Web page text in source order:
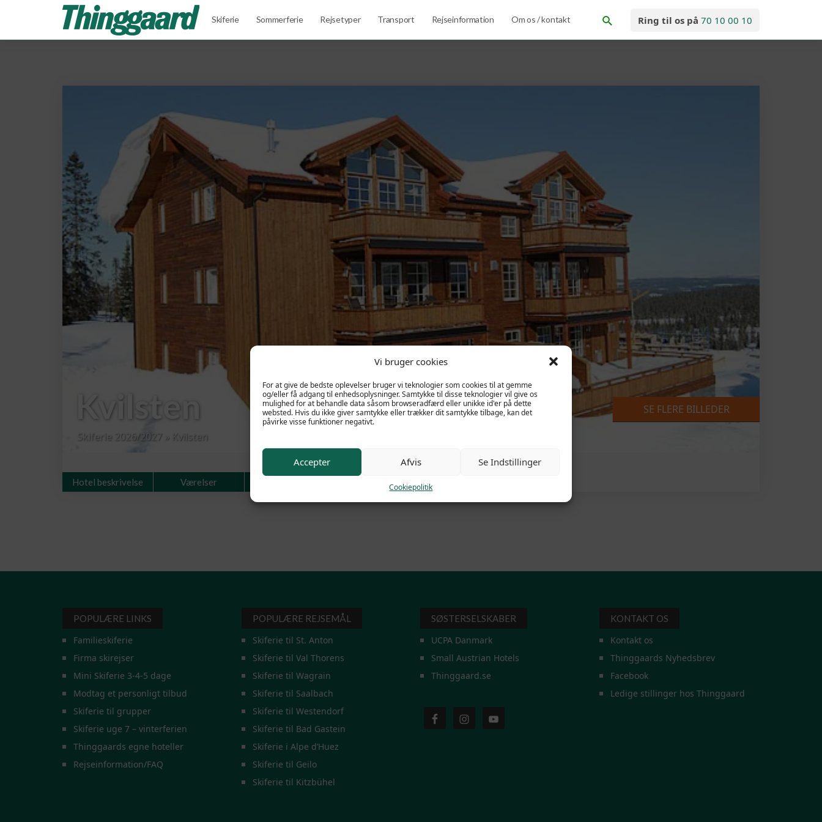
Vi bruger cookies
For at give de bedste oplevelser bruger vi teknologier som cookies til at gemme
og/eller få adgang til enhedsoplysninger. Samtykke til disse teknologier vil give os
mulighed for at behandle data såsom browseradfærd eller unikke id'er på dette
websted. Hvis du ikke giver samtykke eller trækker dit samtykke tilbage, kan det
påvirke visse funktioner negativt.
Accepter Afvis Se Indstillinger
Cookiepolitik
Skiferie Sommerferie Rejsetyper Transport Rejseinformation Om os / kontakt Ring til os på 70 10 00 10
Kvilsten SE FLERE BILLEDER
Skiferie 2026/2027 » Kvilsten
Hotel beskrivelse Værelser Få et tilbud
POPULÆRE LINKS
Familieskiferie
Firma skirejser
Mini Skiferie 3-4-5 dage
Modtag et personligt tilbud
Skiferie til grupper
Skiferie uge 7 – vinterferien
Thinggaards egne hoteller
Rejseinformation/FAQ
POPULÆRE REJSEMÅL
Skiferie til St. Anton
Skiferie til Val Thorens
Skiferie til Wagrain
Skiferie til Saalbach
Skiferie til Westendorf
Skiferie til Bad Gastein
Skiferie i Alpe d’Huez
Skiferie til Geilo
Skiferie til Kitzbühel
SØSTERSELSKABER
UCPA Danmark
Small Austrian Hotels
Thinggaard.se
KONTAKT OS
Kontakt os
Thinggaards Nyhedsbrev
Facebook
Ledige stillinger hos Thinggaard